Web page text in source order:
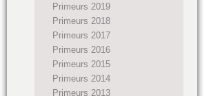
Primeurs 2019
Primeurs 2018
Primeurs 2017
Primeurs 2016
Primeurs 2015
Primeurs 2014
Primeurs 2013